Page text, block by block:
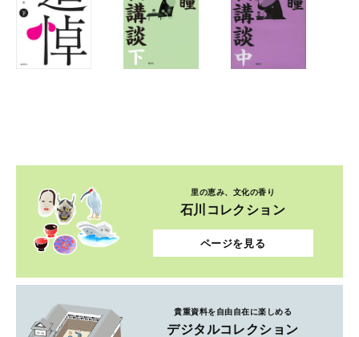
里の恵み、文化の香り
石川コレクション
ページを見る
貴重資料を自由自在に楽しめる
デジタルコレクション